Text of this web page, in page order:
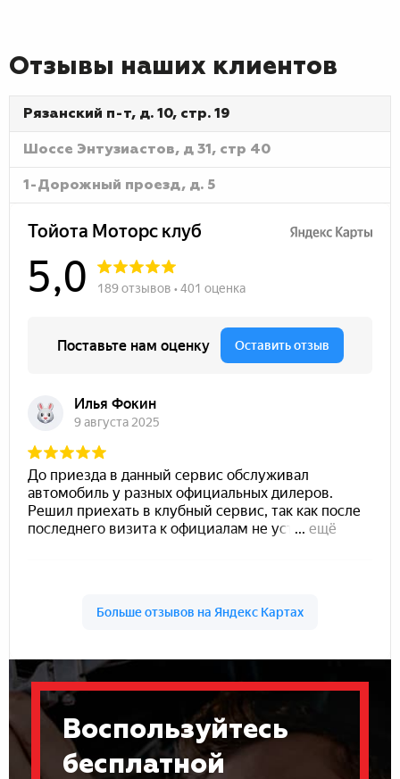
Отзывы наших клиентов
Рязанский п-т, д. 10, стр. 19
Шоссе Энтузиастов, д 31, стр 40
1-Дорожный проезд, д. 5
Воспользуйтесь
бесплатной